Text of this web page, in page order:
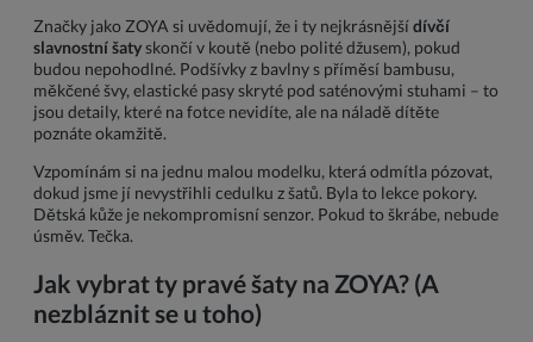
Značky jako ZOYA si uvědomují, že i ty nejkrásnějšídívčí
slavnostní šatyskončí v koutě (nebo polité džusem), pokud
budou nepohodlné. Podšívky z bavlny s příměsí bambusu,
měkčené švy, elastické pasy skryté pod saténovými stuhami – to
jsou detaily, které na fotce nevidíte, ale na náladě dítěte
poznáte okamžitě.
Vzpomínám si na jednu malou modelku, která odmítla pózovat,
dokud jsme jí nevystřihli cedulku z šatů. Byla to lekce pokory.
Dětská kůže je nekompromisní senzor. Pokud to škrábe, nebude
úsměv. Tečka.
Jak vybrat ty pravé šaty na ZOYA? (A
nezbláznit se u toho)